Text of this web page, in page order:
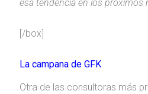
esa tendencia en los próximos
[/box]
La campana de GFK
Otra de las consultoras más